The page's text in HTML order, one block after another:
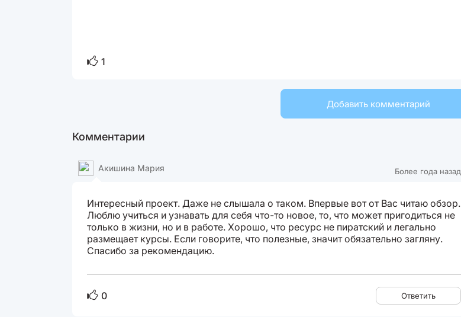
1
Добавить комментарий
Комментарии
Более года назад
Акишина Мария
Интересный проект. Даже не слышала о таком. Впервые вот от Вас читаю обзор.
Люблю учиться и узнавать для себя что-то новое, то, что может пригодиться не
только в жизни, но и в работе. Хорошо, что ресурс не пиратский и легально
размещает курсы. Если говорите, что полезные, значит обязательно загляну.
Спасибо за рекомендацию.
0 Ответить